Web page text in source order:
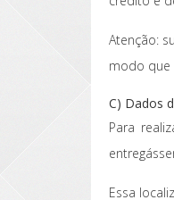
Atenção:
modo que
C) Dados
Para
Essa